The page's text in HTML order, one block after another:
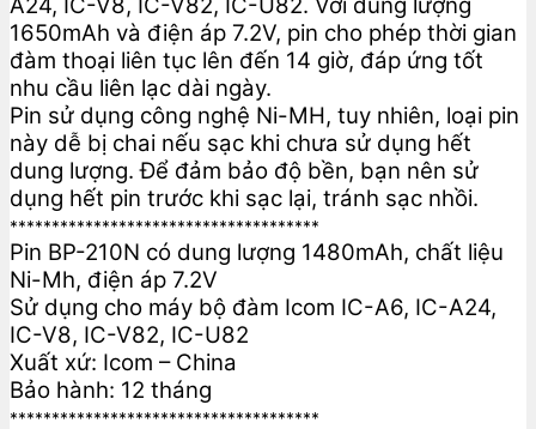
1650mAh và điện áp 7.2V, pin cho phép thời gian
đàm thoại liên tục lên đến 14 giờ, đáp ứng tốt
nhu cầu liên lạc dài ngày.
Pin sử dụng công nghệ Ni-MH, tuy nhiên, loại pin
này dễ bị chai nếu sạc khi chưa sử dụng hết
dung lượng. Để đảm bảo độ bền, bạn nên sử
dụng hết pin trước khi sạc lại, tránh sạc nhồi.
*************************************
Pin BP-210N có dung lượng 1480mAh, chất liệu
Ni-Mh, điện áp 7.2V
Sử dụng cho máy bộ đàm Icom IC-A6, IC-A24,
IC-V8, IC-V82, IC-U82
Xuất xứ: Icom – China
Bảo hành: 12 tháng
*************************************